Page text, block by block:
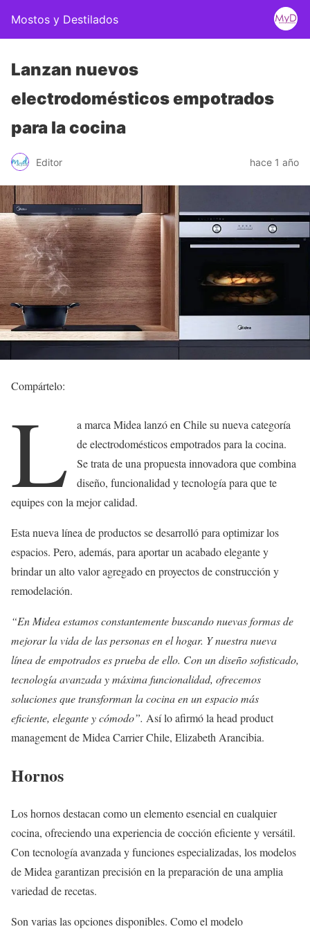
Mostos y Destilados
Lanzan nuevos
electrodomésticos empotrados
para la cocina
Editor hace 1 año
Compártelo:
L
a marca Midea lanzó en Chile su nueva categoría
de electrodomésticos empotrados para la cocina.
Se trata de una propuesta innovadora que combina
diseño, funcionalidad y tecnología para que te
equipes con la mejor calidad.
Esta nueva línea de productos se desarrolló para optimizar los
espacios. Pero, además, para aportar un acabado elegante y
brindar un alto valor agregado en proyectos de construcción y
remodelación.
“En Midea estamos constantemente buscando nuevas formas de
mejorar la vida de las personas en el hogar. Y nuestra nueva
línea de empotrados es prueba de ello. Con un diseño sofisticado,
tecnología avanzada y máxima funcionalidad, ofrecemos
soluciones que transforman la cocina en un espacio más
eficiente, elegante y cómodo”. Así lo afirmó la head product
management de Midea Carrier Chile, Elizabeth Arancibia.
Hornos
Los hornos destacan como un elemento esencial en cualquier
cocina, ofreciendo una experiencia de cocción eficiente y versátil.
Con tecnología avanzada y funciones especializadas, los modelos
de Midea garantizan precisión en la preparación de una amplia
variedad de recetas.
Son varias las opciones disponibles. Como el modelo